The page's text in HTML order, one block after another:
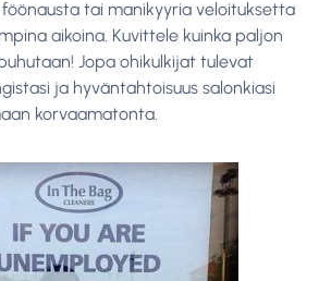
tai manikyyria veloituksetta
aikoina. Kuvittele kuinka paljon
Jopa ohikulkijat tulevat
ja hyväntahtoisuus salonkiasi
korvaamatonta.